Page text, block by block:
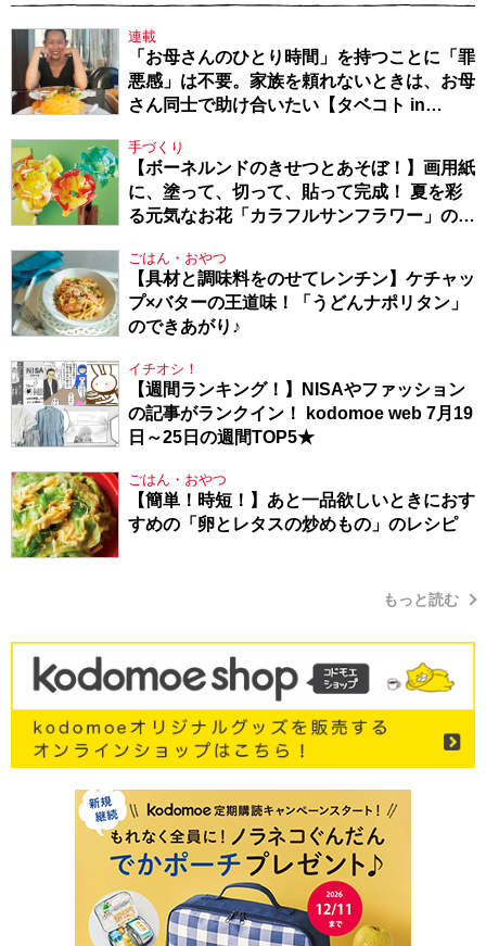
連載
「お母さんのひとり時間」を持つことに「罪
悪感」は不要。家族を頼れないときは、お母
さん同士で助け合いたい【タベコト in
手づくり
【ボーネルンドのきせつとあそぼ！】画用紙
に、塗って、切って、貼って完成！ 夏を彩
る元気なお花「カラフルサンフラワー」の作
ごはん・おやつ
【具材と調味料をのせてレンチン】ケチャッ
プ×バターの王道味！「うどんナポリタン」
のできあがり♪
イチオシ！
【週間ランキング！】NISAやファッション
の記事がランクイン！ kodomoe web 7月19
日～25日の週間TOP5★
ごはん・おやつ
【簡単！時短！】あと一品欲しいときにおす
すめの「卵とレタスの炒めもの」のレシピ
もっと読む